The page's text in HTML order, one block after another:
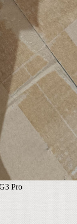
Pro